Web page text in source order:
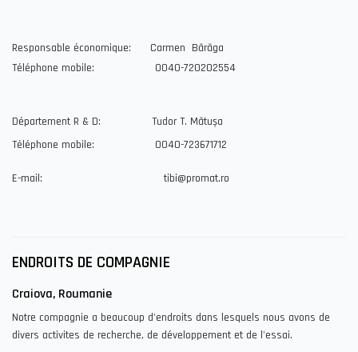
Responsable économique: Carmen Bărăga
Téléphone mobile: 0040-720202554
Département R & D: Tudor T. Mătușa
Téléphone mobile: 0040-723671712
E-mail: tibi@promat.ro
ENDROITS DE COMPAGNIE
Craiova, Roumanie
Notre compagnie a beaucoup d'endroits dans lesquels nous avons de
divers activites de recherche, de développement et de l'essai.